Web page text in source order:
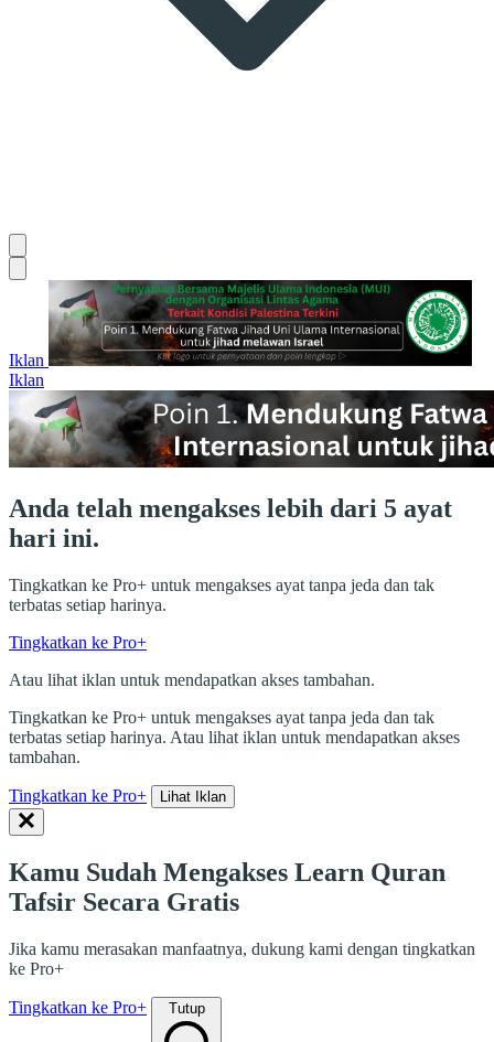
Iklan
Iklan
Anda telah mengakses lebih dari 5 ayat
hari ini.
Tingkatkan ke Pro+ untuk mengakses ayat tanpa jeda dan tak
terbatas setiap harinya.
Tingkatkan ke Pro+
Atau lihat iklan untuk mendapatkan akses tambahan.
Tingkatkan ke Pro+ untuk mengakses ayat tanpa jeda dan tak
terbatas setiap harinya. Atau lihat iklan untuk mendapatkan akses
tambahan.
Tingkatkan ke Pro+ Lihat Iklan
Kamu Sudah Mengakses Learn Quran
Tafsir Secara Gratis
Jika kamu merasakan manfaatnya, dukung kami dengan tingkatkan
ke Pro+
Tingkatkan ke Pro+ Tutup